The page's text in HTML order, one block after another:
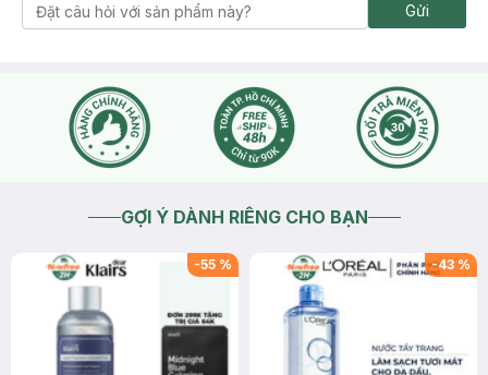
Gửi
GỢI Ý DÀNH RIÊNG CHO BẠN
-55 % -43 %